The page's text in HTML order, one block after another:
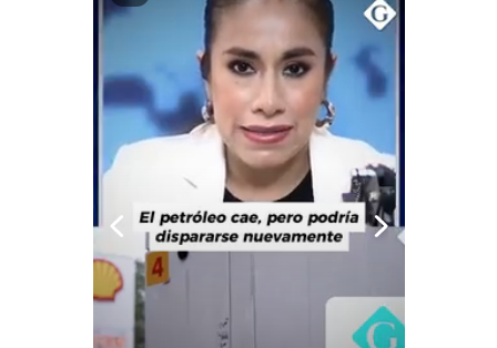
Condiciones
Frecuentes